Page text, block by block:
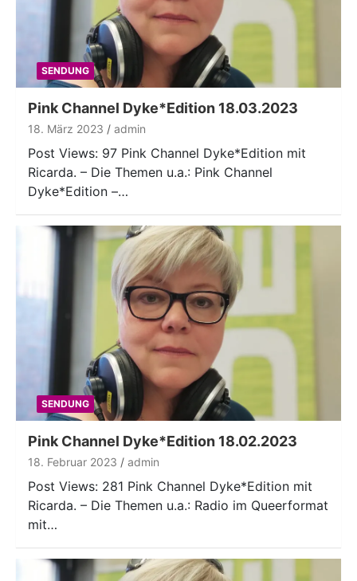
SENDUNG
Pink Channel Dyke*Edition 18.03.2023
18. März 2023 admin
Post Views: 97 Pink Channel Dyke*Edition mit
Ricarda. – Die Themen u.a.: Pink Channel
Dyke*Edition –…
SENDUNG
Pink Channel Dyke*Edition 18.02.2023
18. Februar 2023 admin
Post Views: 281 Pink Channel Dyke*Edition mit
Ricarda. – Die Themen u.a.: Radio im Queerformat
mit…